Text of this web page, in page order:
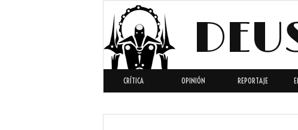
CRÍTICA OPINIÓN REPORTAJE